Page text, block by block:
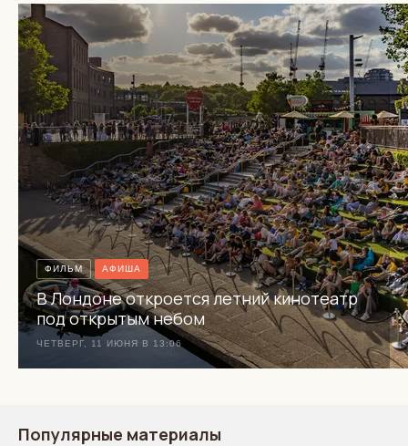
ФИЛЬМ АФИША
В Лондоне откроется летний кинотеатр
под открытым небом
ЧЕТВЕРГ, 11 ИЮНЯ В 13:06
Популярные материалы